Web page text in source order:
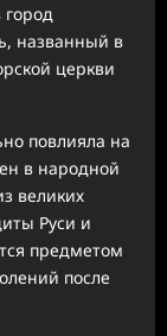
названный в
церкви
повлияла на
в народной
великих
Руси и
предметом
после